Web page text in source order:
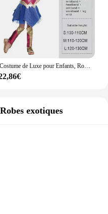
Costume de Luxe pour Enfants, Robe de Paupières, Taisie, Cosplay d'Halloween, Wonder Woman Girl, Polaire Avant, Dawn of Justice
Robes exotiques